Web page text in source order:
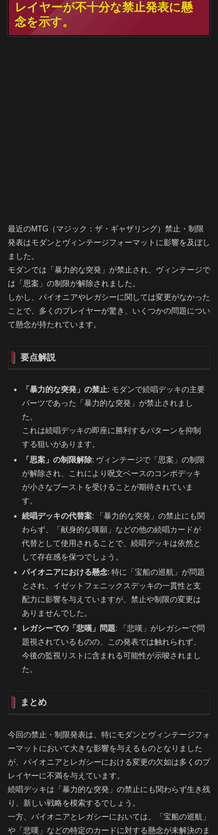
レイヤーが不十分な禁止発表に懸
念を示す。
最近のMTG（マジック：ザ・ギャザリング）禁止・制限
発表はモダンとヴィンテージフォーマットに影響を及ぼし
ました。
モダンでは「暴力的な突発」が禁止され、ヴィンテージで
は「思案」の制限が解除されました。
しかし、パイオニアやレガシーに関しては変更がなかった
ことで、多くのプレイヤーが驚き、いくつかの問題につい
て懸念が持たれています。
要点解説
「暴力的な突発」の禁止: モダンで続唱デッキの主要
パーツであった「暴力的な突発」が禁止されまし
た。
これは続唱デッキの即座に勝利するパターンを抑制
する狙いがあります。
「思案」の制限解除: ヴィンテージで「思案」の制限
が解除され、これにより呪文ベースのコンボデッキ
が小さなブーストを受けることが期待されていま
す。
続唱デッキの代替案: 「暴力的な突発」の禁止にも関
わらず、「献身的な嘆願」などの他の続唱カードが
代替として使用されることで、続唱デッキは依然と
して存在感を保つでしょう。
パイオニアにおける懸念: 特に「宝船の巡航」が問題
とされ、イゼットフェニックスデッキの一貫性と支
配力に影響を与えていますが、禁止や制限の変更は
ありませんでした。
レガシーでの「悲嘆」問題: 「悲嘆」がレガシーで問
題視されているものの、この発表では触れられず、
今後の監視リストに含まれる可能性が示唆されまし
た。
まとめ
今回の禁止・制限発表は、特にモダンとヴィンテージフォ
ーマットにおいて大きな影響を与えるものとなりました
が、パイオニアとレガシーにおける変更の欠如は多くのプ
レイヤーに不満を与えています。
続唱デッキは「暴力的な突発」の禁止にも関わらず生き残
り、新しい戦略を模索するでしょう。
一方、パイオニアとレガシーにおいては、「宝船の巡航」
や「悲嘆」などの特定のカードに対する懸念が未解決のま